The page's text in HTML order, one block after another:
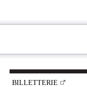
BILLETTERIE